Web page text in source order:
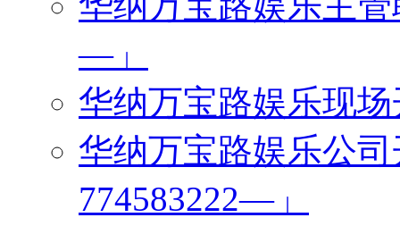
—」
华纳万宝路娱乐现
华纳万宝路娱乐公
774583222—」